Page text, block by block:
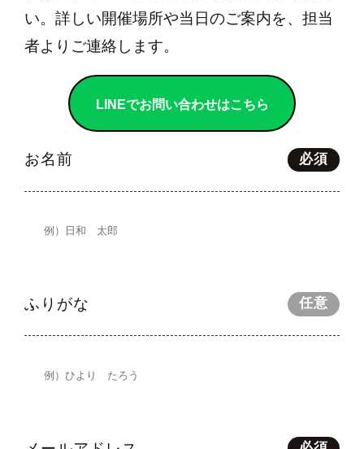
い。詳しい開催場所や当日のご案内を、担当
者よりご連絡します。
LINEでお問い合わせはこちら
お名前 必須
ふりがな 任意